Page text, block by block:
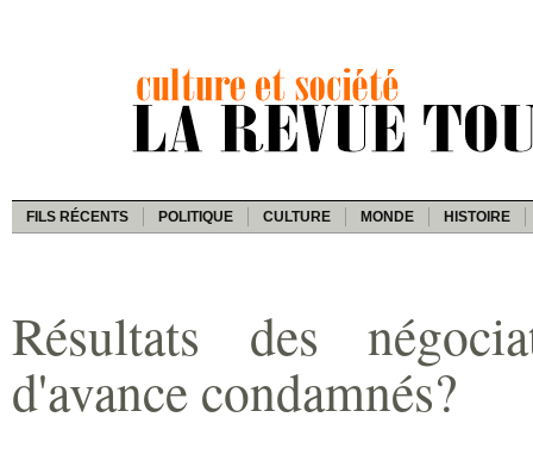
FILS RÉCENTS POLITIQUE CULTURE MONDE HISTOIRE
Résultats des
d'avance condamnés?